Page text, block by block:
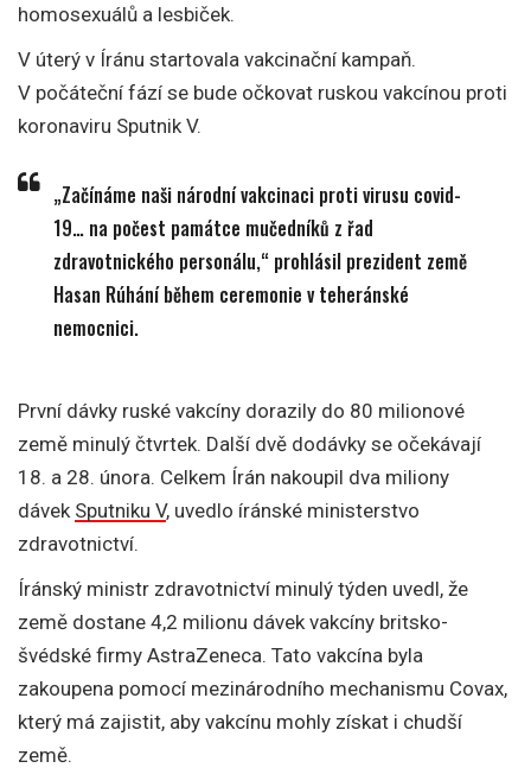
homosexuálů a lesbiček.
V úterý v Íránu startovala vakcinační kampaň.
V počáteční fází se bude očkovat ruskou vakcínou proti
koronaviru Sputnik V.
„Začínáme naši národní vakcinaci proti virusu covid-
19… na počest památce mučedníků z řad
zdravotnického personálu,“ prohlásil prezident země
Hasan Rúhání během ceremonie v teheránské
nemocnici.
První dávky ruské vakcíny dorazily do 80 milionové
země minulý čtvrtek. Další dvě dodávky se očekávají
18. a 28. února. Celkem Írán nakoupil dva miliony
dávek Sputniku V, uvedlo íránské ministerstvo
zdravotnictví.
Íránský ministr zdravotnictví minulý týden uvedl, že
země dostane 4,2 milionu dávek vakcíny britsko-
švédské firmy AstraZeneca. Tato vakcína byla
zakoupena pomocí mezinárodního mechanismu Covax,
který má zajistit, aby vakcínu mohly získat i chudší
země.